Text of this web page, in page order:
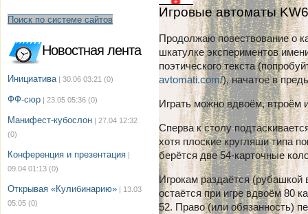
Поиск по системе сайтов
Новостная лента
Инициатива | 30.06 03:21 (0)
ФФ-сюр | 23.05 05:36 (0)
Манифест-кубослон | 27.04 12:32
(0)
Конференция и презентация |
09.04 01:13 (0)
Открывая «Кулибинарию» | 13.03
05:05 (0)
Игровые автоматы
Продолжаю повествование о
шкатулке экспериментов
поэтического текста
avtomati.com/), начатое в
Играть можно вдвоём, втроём
Сперва к столу
хотя плоские кругляши типа
берётся две 54-карточные
Игрокам раздаётся (рубашкой
остаётся при игре вдвоём 80
52. Право (или обязанность)